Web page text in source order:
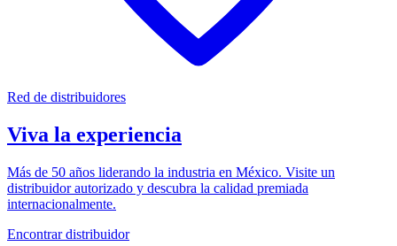
Red de distribuidores
Viva la experiencia
Más de 50 años liderando la industria en México. Visite un
distribuidor autorizado y descubra la calidad premiada
internacionalmente.
Encontrar distribuidor